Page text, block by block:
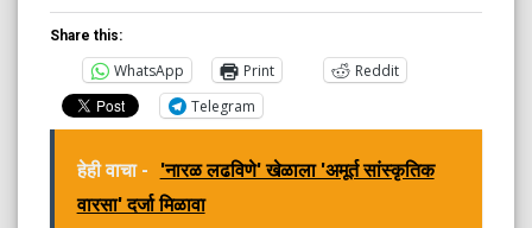
Share this:
WhatsApp Print
Reddit
Telegram
हेही वाचा -
'नारळ लढविणे' खेळाला 'अमूर्त सांस्कृतिक
वारसा' दर्जा मिळावा